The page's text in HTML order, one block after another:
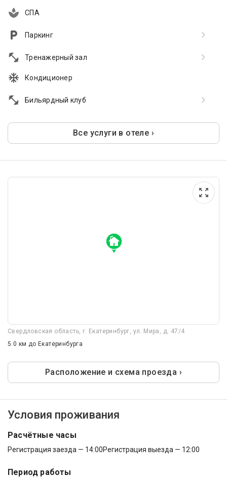
СПА
Паркинг
Тренажерный зал
Кондиционер
Бильярдный клуб
Все услуги в отеле ›
Свердловская область, г. Екатеринбург, ул. Мира, д. 47/4
5.0 км до Екатеринбурга
Расположение и схема проезда ›
Условия проживания
Расчётные часы
Регистрация заезда — 14:00Регистрация выезда — 12:00
Период работы